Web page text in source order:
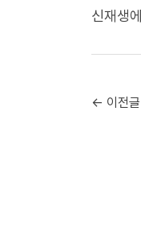
신재생
← 이전글